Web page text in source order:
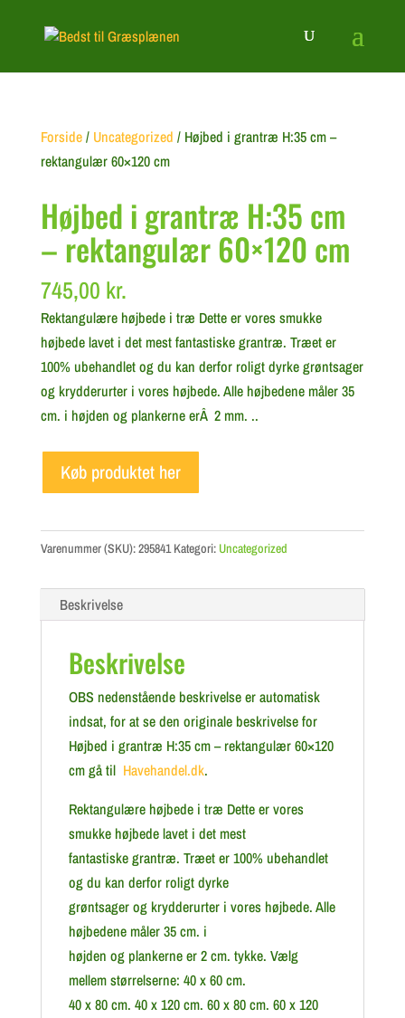
Forside/ Uncategorized / Højbed i grantræ H:35 cm –
rektangulær 60×120 cm
Højbed i grantræ H:35 cm
– rektangulær 60×120 cm
745,00 kr.
Rektangulære højbede i træ Dette er vores smukke
højbede lavet i det mest fantastiske grantræ. Træet er
100% ubehandlet og du kan derfor roligt dyrke grøntsager
og krydderurter i vores højbede. Alle højbedene måler 35
cm. i højden og plankerne erÂ 2 mm. ..
Køb produktet her
Varenummer (SKU):295841 Kategori: Uncategorized
Beskrivelse
Beskrivelse
OBS nedenstående beskrivelse er automatisk
indsat, for at se den originale beskrivelse for
Højbed i grantræ H:35 cm – rektangulær 60×120
cm gå til Havehandel.dk.
Rektangulære højbede i træ Dette er vores
smukke højbede lavet i det mest
fantastiske grantræ. Træet er 100% ubehandlet
og du kan derfor roligt dyrke
grøntsager og krydderurter i vores højbede. Alle
højbedene måler 35 cm. i
højden og plankerne er 2 cm. tykke. Vælg
mellem størrelserne: 40 x 60 cm.
40 x 80 cm. 40 x 120 cm. 60 x 80 cm. 60 x 120